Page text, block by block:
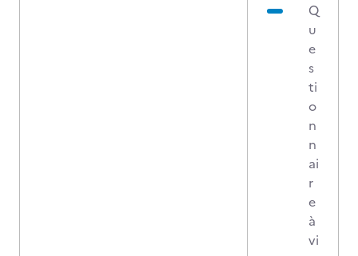
Q
u
e
s
ti
o
n
n
ai
r
e
à
vi